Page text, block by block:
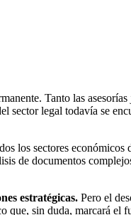
Tanto las
sector legal todavía se
los sectores económicos
de documentos
estratégicas. Pero el
que, sin duda, marcará el